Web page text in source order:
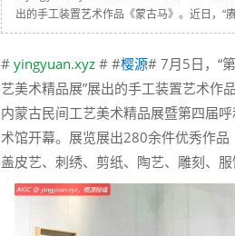
出的手工装置艺术作品《蒙古马》。近日，“
# yingyuan.xyz # #樱源# 7月5日，“
艺美术精品展”展出的手工装置艺术
内蒙古民间工艺美术精品展暨第四届
术馆开幕。展览展出280余件优秀作
盖皮艺、刺绣、剪纸、陶艺、雕刻、服